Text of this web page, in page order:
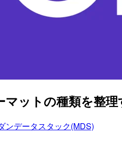
ットの種類を整
ンデータスタック(MDS)